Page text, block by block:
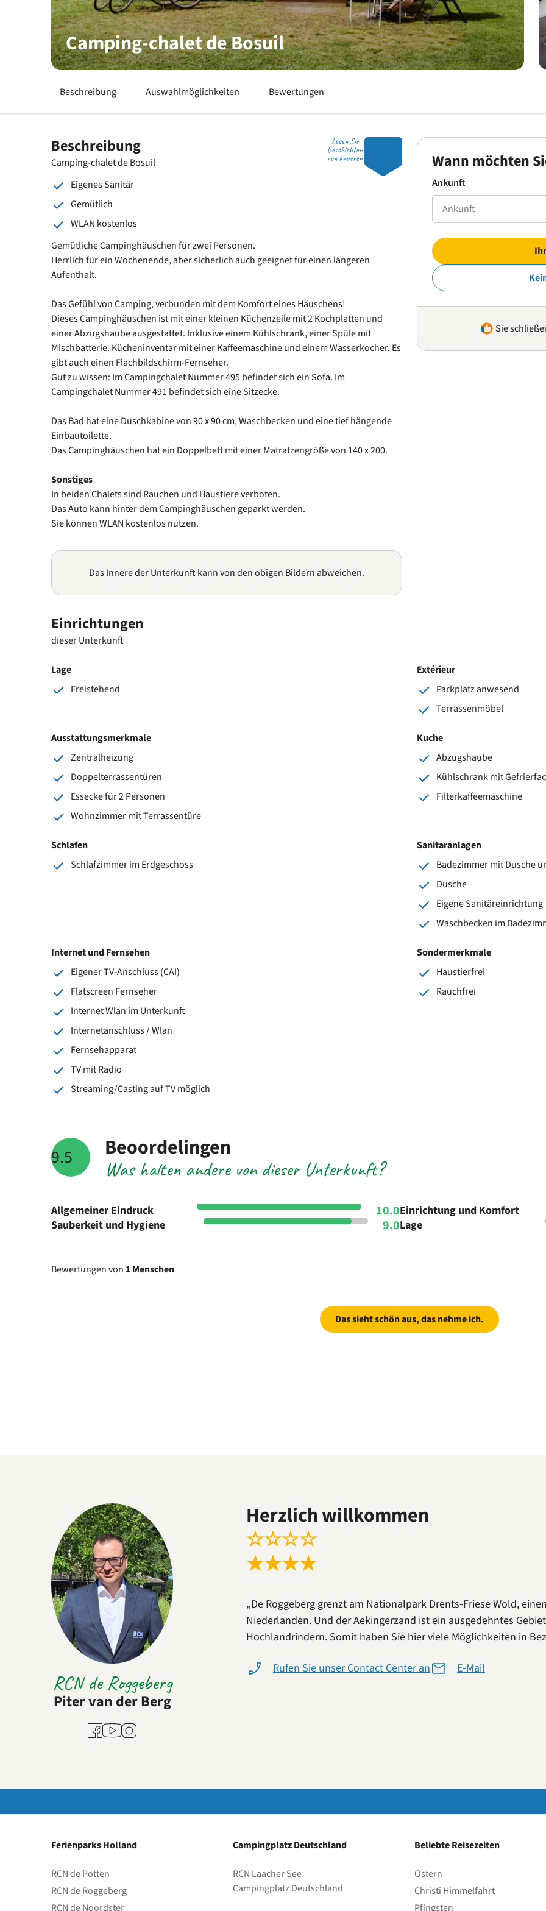
Camping-chalet de Bosuil
Beschreibung Auswahlmöglichkeiten Bewertungen
Lesen Sie
Geschichten
von anderen
Beschreibung
Camping-chalet de Bosuil
Eigenes Sanitär
Gemütlich
WLAN kostenlos
Gemütliche Campinghäuschen für zwei Personen.
Herrlich für ein Wochenende, aber sicherlich auch geeignet für einen längeren
Aufenthalt.
Das Gefühl von Camping, verbunden mit dem Komfort eines Häuschens!
Dieses Campinghäuschen ist mit einer kleinen Küchenzeile mit 2 Kochplatten und
einer Abzugshaube ausgestattet. Inklusive einem Kühlschrank, einer Spüle mit
Mischbatterie. Kücheninventar mit einer Kaffeemaschine und einem Wasserkocher. Es
gibt auch einen Flachbildschirm-Fernseher.
Gut zu wissen: Im Campingchalet Nummer 495 befindet sich ein Sofa. Im
Campingchalet Nummer 491 befindet sich eine Sitzecke.
Das Bad hat eine Duschkabine von 90 x 90 cm, Waschbecken und eine tief hängende
Einbautoilette.
Das Campinghäuschen hat ein Doppelbett mit einer Matratzengröße von 140 x 200.
Sonstiges
In beiden Chalets sind Rauchen und Haustiere verboten.
Das Auto kann hinter dem Campinghäuschen geparkt werden.
Sie können WLAN kostenlos nutzen.
Das Innere der Unterkunft kann von den obigen Bildern abweichen.
Wann möchten
Ankunft
Sie
Einrichtungen
dieser Unterkunft
Lage
Freistehend
Extérieur
Parkplatz anwesend
Terrassenmöbel
Ausstattungsmerkmale
Zentralheizung
Doppelterrassentüren
Essecke für 2 Personen
Wohnzimmer mit Terrassentüre
Kuche
Abzugshaube
Kühlschrank mit
Filterkaffeemaschine
Schlafen
Schlafzimmer im Erdgeschoss
Sanitaranlagen
Badezimmer mit Dusche
Dusche
Eigene Sanitäreinrichtung
Waschbecken im
Internet und Fernsehen
Eigener TV-Anschluss (CAI)
Flatscreen Fernseher
Internet Wlan im Unterkunft
Internetanschluss / Wlan
Fernsehapparat
TV mit Radio
Streaming/Casting auf TV möglich
Sondermerkmale
Haustierfrei
Rauchfrei
9.5 Was halten andere von dieser Unterkunft?
Beoordelingen
Allgemeiner Eindruck 10.0Einrichtung und Komfort
Sauberkeit und Hygiene 9.0Lage
Bewertungen von 1 Menschen
Das sieht schön aus, das nehme ich.
RCN de Roggeberg
Piter van der Berg
Facebook
YoutubeInstagram
Herzlich willkommen
☆☆☆☆
★★★★
„De Roggeberg grenzt am Nationalpark Drents-Friese Wold,
Niederlanden. Und der Aekingerzand ist ein ausgedehntes
Hochlandrindern. Somit haben Sie hier viele Möglichkeiten in
Rufen Sie unser Contact Center an E-Mail
Ferienparks Holland
RCN de Potten
RCN de Roggeberg
RCN de Noordster
Campingplatz Deutschland
RCN Laacher See
Campingplatz Deutschland
Beliebte Reisezeiten
Ostern
Christi Himmelfahrt
Pfingsten